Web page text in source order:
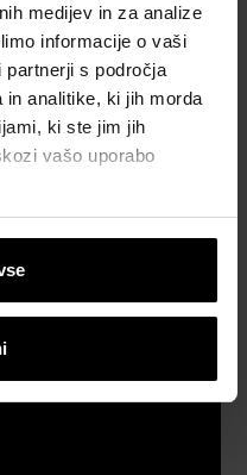
medijev in za analize
informacije o vaši
partnerji s področja
in analitike, ki jih morda
ki ste jim jih
vašo uporabo
material
strešnika